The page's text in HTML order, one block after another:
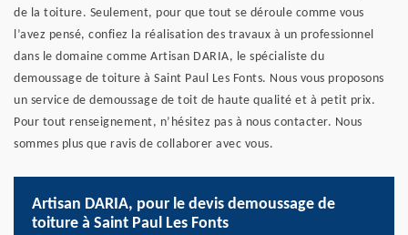
de la toiture. Seulement, pour que tout se déroule comme vous
l’avez pensé, confiez la réalisation des travaux à un professionnel
dans le domaine comme Artisan DARIA, le spécialiste du
demoussage de toiture à Saint Paul Les Fonts. Nous vous proposons
un service de demoussage de toit de haute qualité et à petit prix.
Pour tout renseignement, n’hésitez pas à nous contacter. Nous
sommes plus que ravis de collaborer avec vous.
Artisan DARIA, pour le devis demoussage de
toiture à Saint Paul Les Fonts